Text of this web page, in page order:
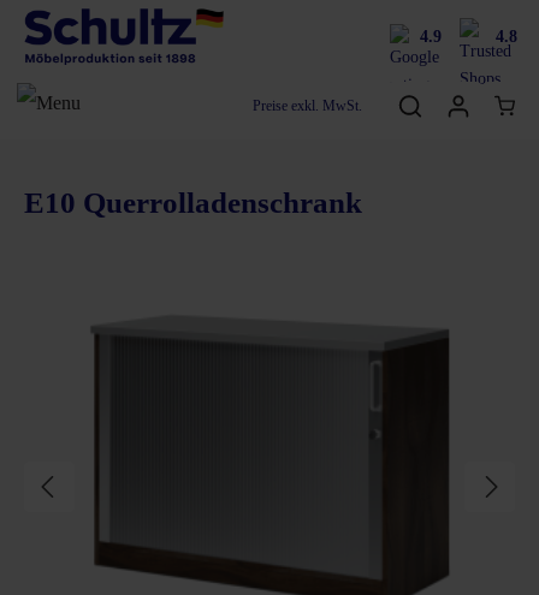
4.9 4.8
Preise exkl. MwSt.
E10 Querrolladenschrank